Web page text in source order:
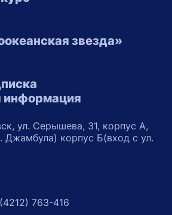
звезда»
информация
ул. Серышева, 31, корпус А,
Джамбула) корпус Б(вход с ул.
763-416